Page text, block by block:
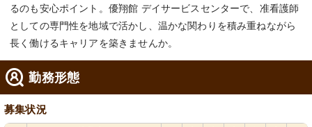
るのも安心ポイント。優翔館 デイサービスセンターで、准看護師
としての専門性を地域で活かし、温かな関わりを積み重ねながら
長く働けるキャリアを築きませんか。
勤務形態
募集状況